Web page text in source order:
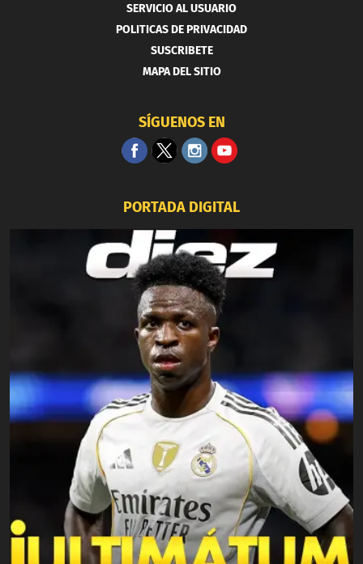
SERVICIO AL USUARIO
POLITICAS DE PRIVACIDAD
SUSCRIBETE
MAPA DEL SITIO
SÍGUENOS EN
PORTADA DIGITAL